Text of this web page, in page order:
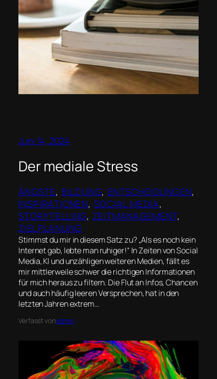
Juni 14, 2024
Der mediale Stress
ÄNGSTE, BILDUNG, ENTSCHEIDUNGEN
INSPIRATIONEN, SOCIAL MEDIA
STORYTELLING, ZEITMANAGEMENT
ZIELPLANUNG
Stimmst du mir in diesem Satz zu? „Als es noch kein
Internet gab, lebte man ruhiger!“ In Zeiten von Social
Media, KI und unzähligen weiteren Medien, fällt es
mir mittlerweile schwer die richtigen Informationen
für mich heraus zu filtern. Die Flut an Infos, Chancen
und auch häufig leeren Versprechen, hat in den
letzten Jahren extrem…
Verfasst vonadmin